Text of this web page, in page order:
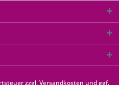
zzgl.Versandkosten und ggf.